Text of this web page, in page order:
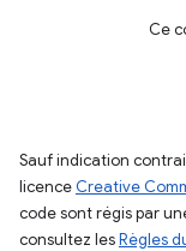
Ce
Sauf indication
licence Creative
code sont régis par
consultez lesRègles